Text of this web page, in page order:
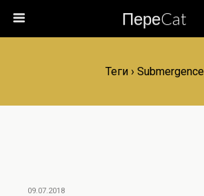
ПереCat
Теги › Submergence
09.07.2018